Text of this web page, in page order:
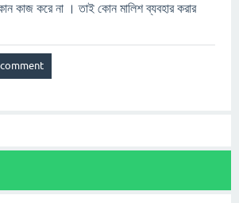
কাজ করে না । তাই কোন মালিশ ব্যবহার করার